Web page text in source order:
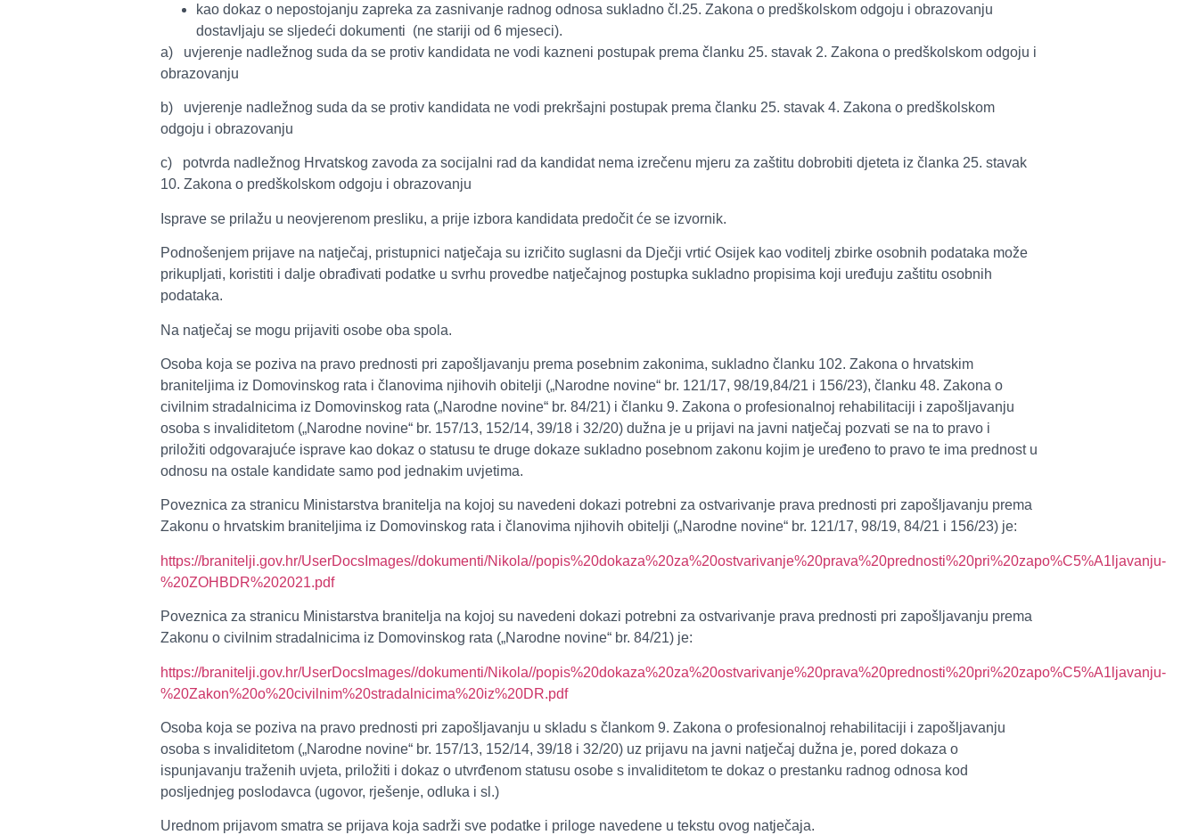
kao dokaz o nepostojanju zapreka za zasnivanje radnog odnosa sukladno čl.25. Zakona o predškolskom odgoju i obrazovanju
dostavljaju se sljedeći dokumenti (ne stariji od 6 mjeseci).
a) uvjerenje nadležnog suda da se protiv kandidata ne vodi kazneni postupak prema članku 25. stavak 2. Zakona o predškolskom odgoju i
obrazovanju
b) uvjerenje nadležnog suda da se protiv kandidata ne vodi prekršajni postupak prema članku 25. stavak 4. Zakona o predškolskom
odgoju i obrazovanju
c) potvrda nadležnog Hrvatskog zavoda za socijalni rad da kandidat nema izrečenu mjeru za zaštitu dobrobiti djeteta iz članka 25. stavak
10. Zakona o predškolskom odgoju i obrazovanju
Isprave se prilažu u neovjerenom presliku, a prije izbora kandidata predočit će se izvornik.
Podnošenjem prijave na natječaj, pristupnici natječaja su izričito suglasni da Dječji vrtić Osijek kao voditelj zbirke osobnih podataka može
prikupljati, koristiti i dalje obrađivati podatke u svrhu provedbe natječajnog postupka sukladno propisima koji uređuju zaštitu osobnih
podataka.
Na natječaj se mogu prijaviti osobe oba spola.
Osoba koja se poziva na pravo prednosti pri zapošljavanju prema posebnim zakonima, sukladno članku 102. Zakona o hrvatskim
braniteljima iz Domovinskog rata i članovima njihovih obitelji („Narodne novine“ br. 121/17, 98/19,84/21 i 156/23), članku 48. Zakona o
civilnim stradalnicima iz Domovinskog rata („Narodne novine“ br. 84/21) i članku 9. Zakona o profesionalnoj rehabilitaciji i zapošljavanju
osoba s invaliditetom („Narodne novine“ br. 157/13, 152/14, 39/18 i 32/20) dužna je u prijavi na javni natječaj pozvati se na to pravo i
priložiti odgovarajuće isprave kao dokaz o statusu te druge dokaze sukladno posebnom zakonu kojim je uređeno to pravo te ima prednost u
odnosu na ostale kandidate samo pod jednakim uvjetima.
Poveznica za stranicu Ministarstva branitelja na kojoj su navedeni dokazi potrebni za ostvarivanje prava prednosti pri zapošljavanju prema
Zakonu o hrvatskim braniteljima iz Domovinskog rata i članovima njihovih obitelji („Narodne novine“ br. 121/17, 98/19, 84/21 i 156/23) je:
https://branitelji.gov.hr/UserDocsImages//dokumenti/Nikola//popis%20dokaza%20za%20ostvarivanje%20prava%20prednosti%20pri%20zapo%C5%A1ljavanju-
%20ZOHBDR%202021.pdf
Poveznica za stranicu Ministarstva branitelja na kojoj su navedeni dokazi potrebni za ostvarivanje prava prednosti pri zapošljavanju prema
Zakonu o civilnim stradalnicima iz Domovinskog rata („Narodne novine“ br. 84/21) je:
https://branitelji.gov.hr/UserDocsImages//dokumenti/Nikola//popis%20dokaza%20za%20ostvarivanje%20prava%20prednosti%20pri%20zapo%C5%A1ljavanju-
%20Zakon%20o%20civilnim%20stradalnicima%20iz%20DR.pdf
Osoba koja se poziva na pravo prednosti pri zapošljavanju u skladu s člankom 9. Zakona o profesionalnoj rehabilitaciji i zapošljavanju
osoba s invaliditetom („Narodne novine“ br. 157/13, 152/14, 39/18 i 32/20) uz prijavu na javni natječaj dužna je, pored dokaza o
ispunjavanju traženih uvjeta, priložiti i dokaz o utvrđenom statusu osobe s invaliditetom te dokaz o prestanku radnog odnosa kod
posljednjeg poslodavca (ugovor, rješenje, odluka i sl.)
Urednom prijavom smatra se prijava koja sadrži sve podatke i priloge navedene u tekstu ovog natječaja.